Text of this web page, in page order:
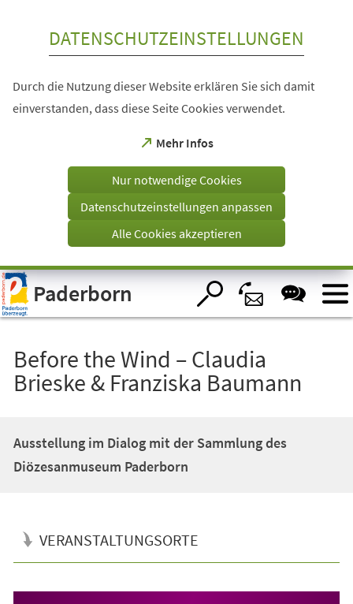
Visuelle
Assistenzsoftware
öffnen.
DATENSCHUTZEINSTELLUNGEN
Durch die Nutzung dieser Website erklären Sie sich damit
einverstanden, dass diese Seite Cookies verwendet.
Mehr Infos
(Öffnet
einem
Tab)
Nur notwendige Cookies
Datenschutzeinstellungen anpassen
Alle Cookies akzeptieren
Paderborn
Before the Wind – Claudia
Brieske & Franziska Baumann
Ausstellung im Dialog mit der Sammlung des
Diözesanmuseum Paderborn
VERANSTALTUNGSORTE